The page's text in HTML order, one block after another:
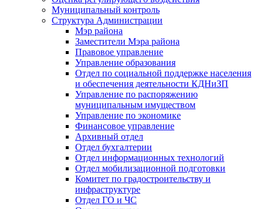
Муниципальный контроль
Структура Администрации
Мэр района
Заместители Мэра района
Правовое управление
Управление образования
Отдел по социальной поддержке населения
и обеспечения деятельности КДНиЗП
Управление по распоряжению
муниципальным имуществом
Управление по экономике
Финансовое управление
Архивный отдел
Отдел бухгалтерии
Отдел информационных технологий
Отдел мобилизационной подготовки
Комитет по градостроительству и
инфраструктуре
Отдел ГО и ЧС